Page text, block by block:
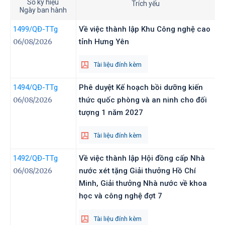
Số ký hiệu
Ngày ban hành
Trích yếu
1499/QĐ-TTg
06/08/2026
Về việc thành lập Khu Công nghệ cao
tỉnh Hưng Yên
Tài liệu đính kèm
1494/QĐ-TTg
06/08/2026
Phê duyệt Kế hoạch bồi dưỡng kiến
thức quốc phòng và an ninh cho đối
tượng 1 năm 2027
Tài liệu đính kèm
1492/QĐ-TTg
06/08/2026
Về việc thành lập Hội đồng cấp Nhà
nước xét tặng Giải thưởng Hồ Chí
Minh, Giải thưởng Nhà nước về khoa
học và công nghệ đợt 7
Tài liệu đính kèm